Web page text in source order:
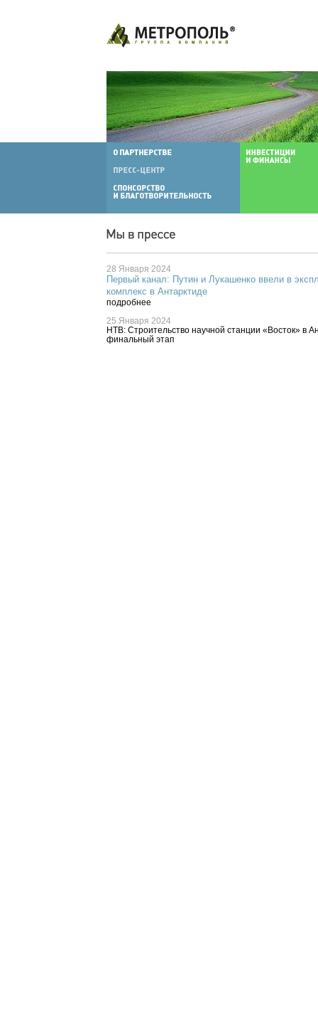
28 Января 2024
Первый канал: Путин и Лукашенко ввели в
комплекс в Антарктиде
подробнее
25 Января 2024
НТВ: Строительство научной станции «Восток» в
финальный этап